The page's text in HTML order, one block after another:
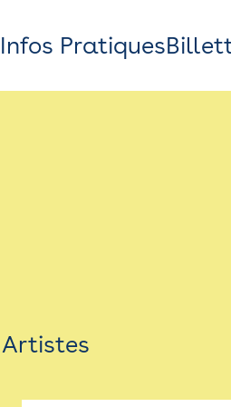
Infos Pratiques
1, av. du Chateau
Artistes